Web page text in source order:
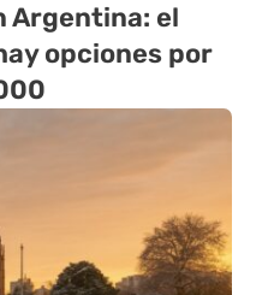
Argentina: el
opciones por